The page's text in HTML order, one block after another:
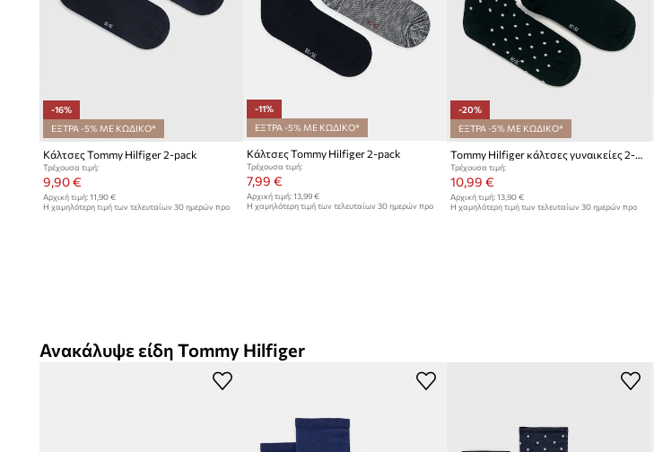
-16%
ΕΞΤΡΑ -5% ΜΕ ΚΩΔΙΚΟ*
Κάλτσες Tommy Hilfiger 2-pack
Τρέχουσα τιμή:
9,90 €
Αρχική τιμή: 11,90 €
Η χαμηλότερη τιμή των τελευταίων 30 ημερών προ
-11%
ΕΞΤΡΑ -5% ΜΕ ΚΩΔΙΚΟ*
Κάλτσες Tommy Hilfiger 2-pack
Τρέχουσα τιμή:
7,99 €
Αρχική τιμή:13,99 €
Η χαμηλότερη τιμή των τελευταίων 30 ημερών προ
-20%
ΕΞΤΡΑ -5% ΜΕ ΚΩΔΙΚΟ*
Tommy Hilfiger κάλτσες γυναικείες 2-pack
Τρέχουσα τιμή:
10,99 €
Αρχική τιμή: 13,90 €
Η χαμηλότερη τιμή των τελευταίων 30 ημερών προ
Ανακάλυψε είδη Tommy Hilfiger